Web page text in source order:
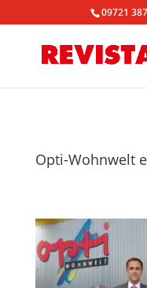
09721
Opti-Wohnwelt